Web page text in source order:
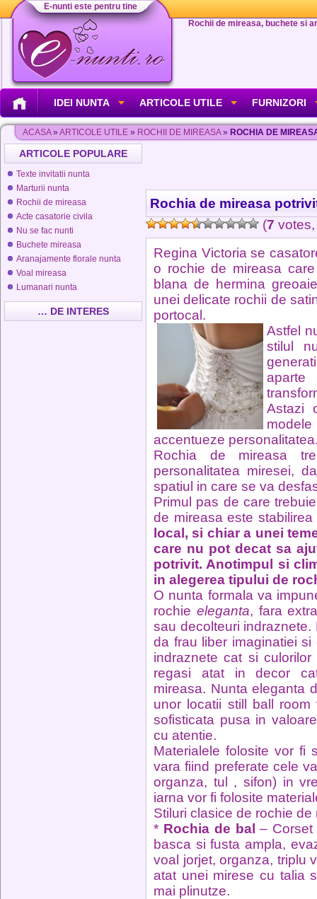
E-nunti este pentru tine
Rochii de mireasa, buchete si
IDEI NUNTA ARTICOLE UTILE FURNIZORI
ACASA» ARTICOLE UTILE » ROCHII DE MIREASA» ROCHIA DE
ARTICOLE POPULARE
Texte invitatii nunta
Marturii nunta
Rochii de mireasa
Acte casatorie civila
Nu se fac nunti
Buchete mireasa
Aranajamente florale nunta
Voal mireasa
Lumanari nunta
… DE INTERES
Rochia de mireasa
(7
Regina Victoria se
o rochie de mireasa
blana de hermina
unei delicate rochii de
portocal.
Astfel
stilul
Astazi
accentueze
Rochia de mireasa
personalitatea miresei,
spatiul in care se va
Primul pas de care
de mireasa este
local, si chiar a unei
care nu pot decat sa
potrivit. Anotimpul si
in alegerea tipului de
O nunta formala va
rochie eleganta, fara
sau decolteuri
da frau liber imaginatiei si
indraznete cat si
regasi atat in decor
mireasa. Nunta eleganta
unor locatii still ball
sofisticata pusa in
cu atentie.
Materialele folosite vor fi
vara fiind preferate cele
organza, tul , sifon) in
iarna vor fi folosite
Stiluri clasice de rochie de
* Rochia de bal –
basca si fusta ampla,
voal jorjet, organza, triplu
atat unei mirese cu talia
mai plinutze.